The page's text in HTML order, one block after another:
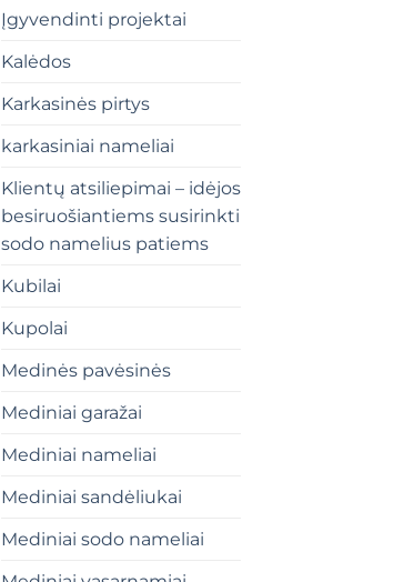
Įgyvendinti projektai
Kalėdos
Karkasinės pirtys
karkasiniai nameliai
Klientų atsiliepimai – idėjos
besiruošiantiems susirinkti
sodo namelius patiems
Kubilai
Kupolai
Medinės pavėsinės
Mediniai garažai
Mediniai nameliai
Mediniai sandėliukai
Mediniai sodo nameliai